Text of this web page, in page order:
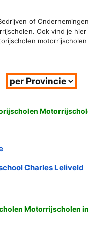
of
Ook vind je
Charles Leliveld
Motorrijscholen